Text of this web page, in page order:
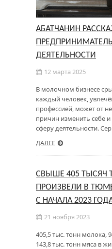
АБАТЧАНИН
ДЕЯТЕЛЬНОСТИ
12 марта 2025
В молочном бизнесе
каждый человек,
профессией, может от
причин изменить себе
сферу деятельности.
ДАЛЕЕ
СВЫШЕ 405 ТЫСЯЧ
ПРОИЗВЕЛИ В
С НАЧАЛА 2023
21 ноября 2023
405,5 тыс. тонн молока,
143,8 тыс. тонн мяса в